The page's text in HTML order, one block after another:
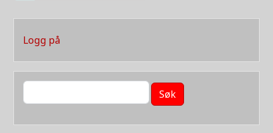
User account menu
Logg på
Søk